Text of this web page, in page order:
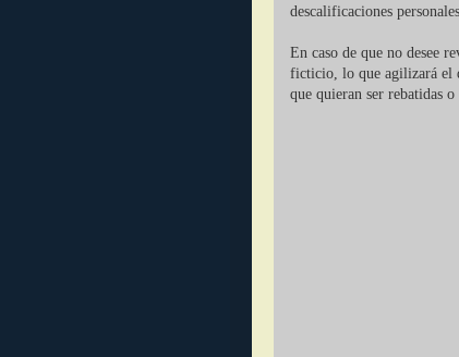
descalificaciones
En caso de que no desee
ficticio, lo que agilizará el
que quieran ser rebatidas